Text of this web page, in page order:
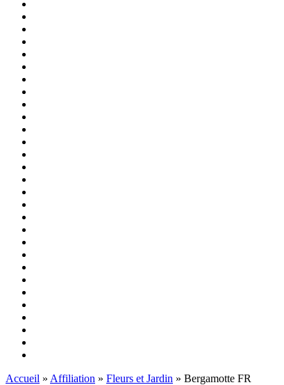
Accueil » Affiliation » Fleurs et Jardin » Bergamotte FR